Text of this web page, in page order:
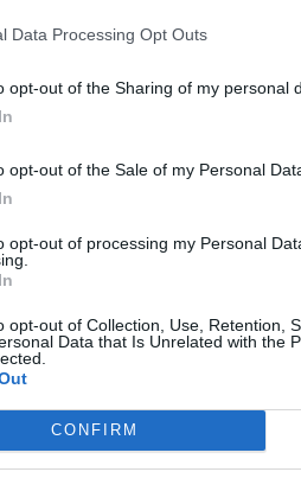
Data Processing Opt Outs
opt-out of the Sharing of my personal
opt-out of the Sale of my Personal
opt-out of processing my Personal
opt-out of Collection, Use, Retention,
Data that Is Unrelated with the
CONFIRM
Aiškiaregės pranašystė: